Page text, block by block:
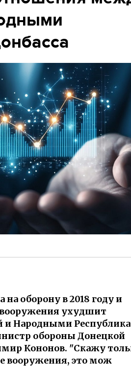
оборону в 2018 году и
ухудшит
и Народными
обороны Донецкой
Кононов. "Скажу
вооружения, это мож